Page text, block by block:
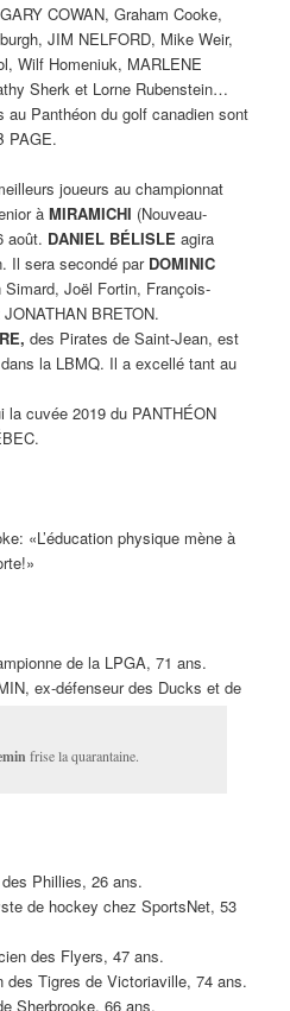
COWAN, Graham Cooke,
JIM NELFORD, Mike Weir,
Wilf Homeniuk, MARLENE
Sherk et Lorne Rubenstein…
au Panthéon du golf canadien sont
PAGE.
joueurs au championnat
à MIRAMICHI (Nouveau-
août. DANIEL BÉLISLE agira
Il sera secondé par DOMINIC
Joël Fortin, François-
BRETON.
des Pirates de Saint-Jean, est
la LBMQ. Il a excellé tant au
la cuvée 2019 du PANTHÉON
«L’éducation physique mène à
de la LPGA, 71 ans.
ex-défenseur des Ducks et de
frise la quarantaine.
Phillies, 26 ans.
de hockey chez SportsNet, 53
des Flyers, 47 ans.
des Tigres de Victoriaville, 74 ans.
Sherbrooke, 66 ans.